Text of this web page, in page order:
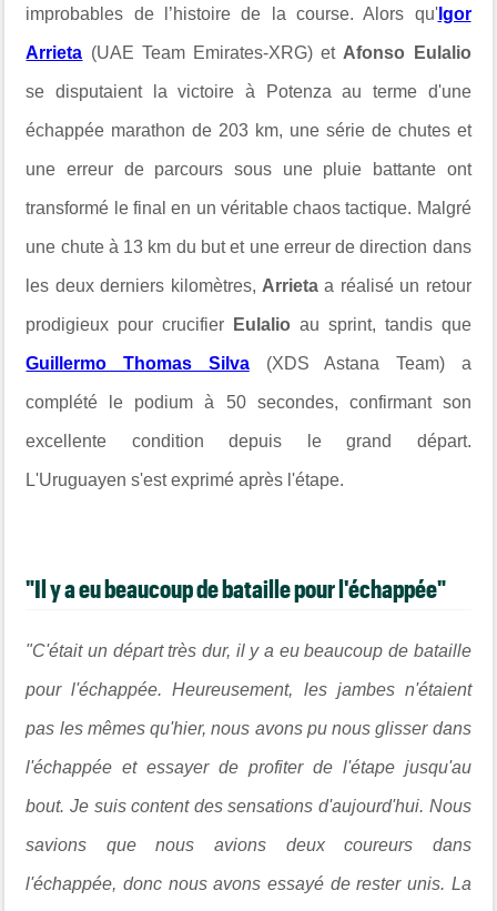
improbables de l’histoire de la course. Alors qu'Igor
Arrieta (UAE Team Emirates-XRG) et Afonso Eulalio
se disputaient la victoire à Potenza au terme d'une
échappée marathon de 203 km, une série de chutes et
une erreur de parcours sous une pluie battante ont
transformé le final en un véritable chaos tactique. Malgré
une chute à 13 km du but et une erreur de direction dans
les deux derniers kilomètres, Arrietaa réalisé un retour
prodigieux pour crucifier Eulalio au sprint, tandis que
Guillermo Thomas Silva(XDS Astana Team) a
complété le podium à 50 secondes, confirmant son
excellente condition depuis le grand départ.
L'Uruguayen s'est exprimé après l'étape.
"Il y a eu beaucoup de bataille pour l'échappée"
"C'était un départ très dur, il y a eu beaucoup de bataille
pour l'échappée. Heureusement, les jambes n'étaient
pas les mêmes qu'hier, nous avons pu nous glisser dans
l'échappée et essayer de profiter de l'étape jusqu'au
bout. Je suis content des sensations d'aujourd'hui. Nous
savions que nous avions deux coureurs dans
l'échappée, donc nous avons essayé de rester unis. La